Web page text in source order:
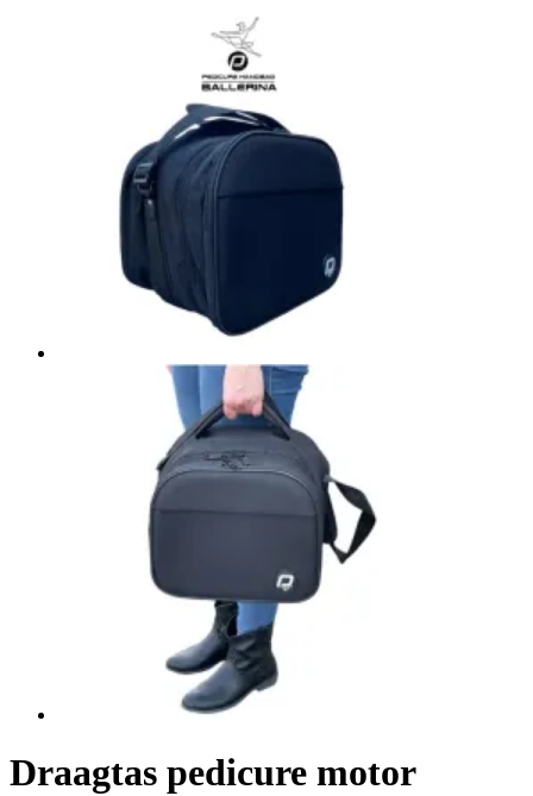
Draagtas pedicure motor